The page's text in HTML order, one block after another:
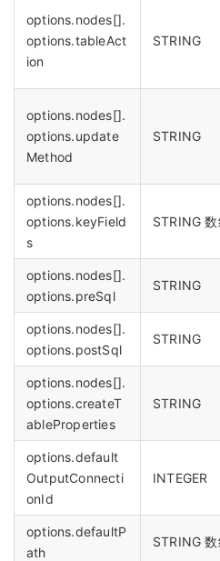
options.nodes[].
options.tableAct
ion
STRING
options.nodes[].
options.update
Method
STRING
options.nodes[].
options.keyField
s
STRING 数
options.nodes[].
options.preSql
STRING
options.nodes[].
options.postSql
STRING
options.nodes[].
options.createT
ableProperties
STRING
options.default
OutputConnecti
onId
INTEGER
options.defaultP
ath
STRING 数